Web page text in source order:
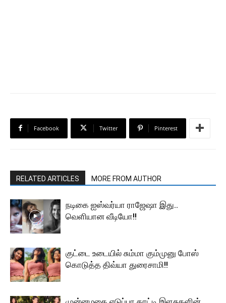
Facebook Twitter Pinterest
RELATED ARTICLES MORE FROM AUTHOR
நடிகை ஐஸ்வர்யா ராஜேஷா இது..
வெளியான வீடியோ!!
குட்டை உடையில் சும்மா கும்முனு போஸ்
கொடுத்த திவ்யா துரைசாமி!!